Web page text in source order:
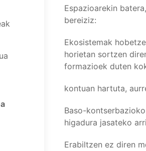
Espazioarekin
bereiziz:
Ekosistemak
horietan sortzen
formazioek duten
kontuan hartuta,
Baso-
higadura jasateko
Erabiltzen ez diren